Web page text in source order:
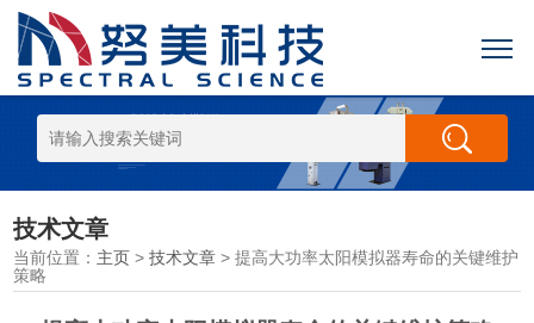
技术文章
当前位置： 主页 >技术文章 > 提高大功率太阳模拟器寿命的关键维护
策略